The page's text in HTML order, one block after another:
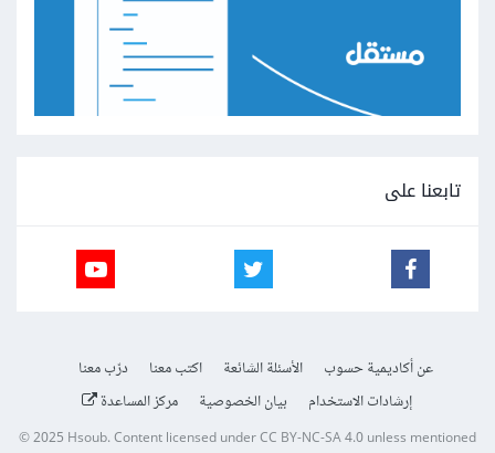
تابعنا على
عن أكاديمية حسوب الأسئلة الشائعة اكتب معنا
درّب معنا
إرشادات الاستخدام
بيان الخصوصية مركز المساعدة
© 2025Hsoub.Content licensed underCC BY-NC-SA 4.0unless mentioned